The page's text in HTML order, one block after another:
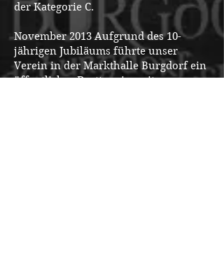
der Kategorie C.
November 2013 Aufgrund des 10-
jährigen Jubiläums führte unser
Verein in der Markthalle Burgdorf ein
öffentliches Dartturnier mit